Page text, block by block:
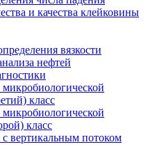
и качества клейковины
вязкости
нефтей
класс
класс
вертикальным потоком